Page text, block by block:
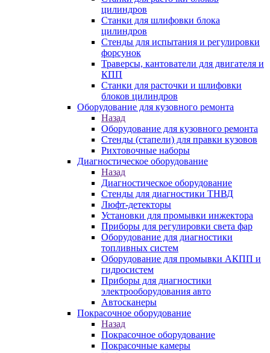
цилиндров
Станки для шлифовки блока
цилиндров
Стенды для испытания и регулировки
форсунок
Траверсы, кантователи для двигателя и
КПП
Станки для расточки и шлифовки
блоков цилиндров
Оборудование для кузовного ремонта
Назад
Оборудование для кузовного ремонта
Стенды (стапели) для правки кузовов
Рихтовочные наборы
Диагностическое оборудование
Назад
Диагностическое оборудование
Стенды для диагностики ТНВД
Люфт-детекторы
Установки для промывки инжектора
Приборы для регулировки света фар
Оборудование для диагностики
топливных систем
Оборудование для промывки АКПП и
гидросистем
Приборы для диагностики
электрооборудования авто
Автосканеры
Покрасочное оборудование
Назад
Покрасочное оборудование
Покрасочные камеры